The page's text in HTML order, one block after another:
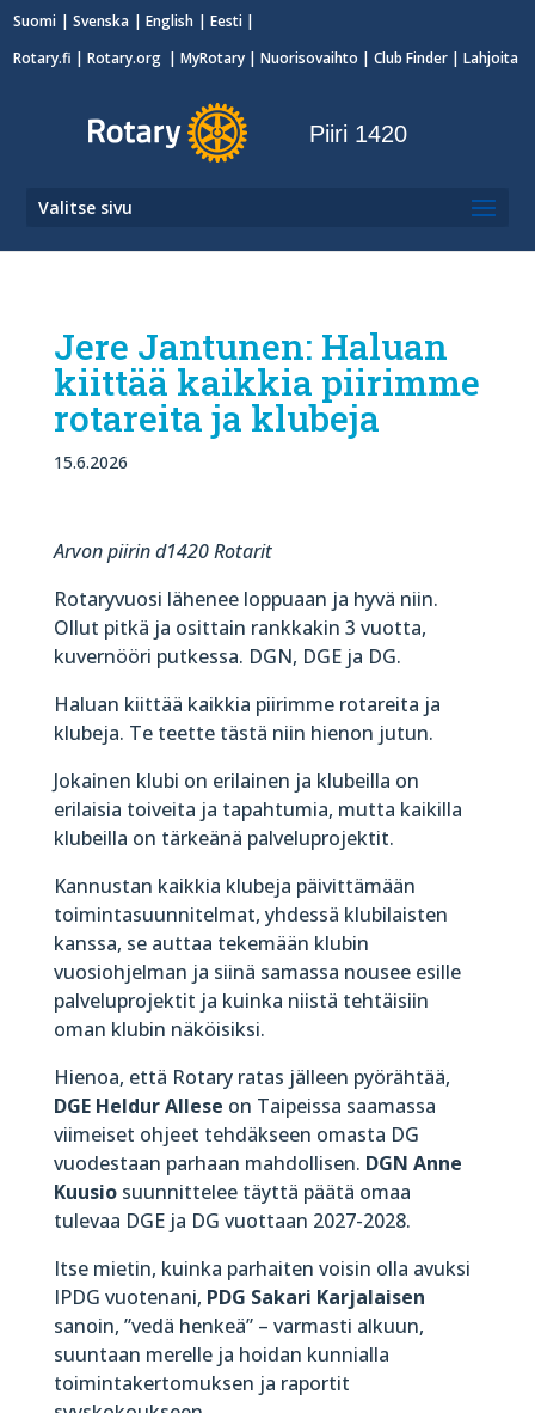
Suomi Svenska English
Eesti
Rotary.fi |Rotary.org |MyRotary |Nuorisovaihto | Club Finder | Lahjoita
Piiri 1420
Valitse sivu
Jere Jantunen: Haluan
kiittää kaikkia piirimme
rotareita ja klubeja
15.6.2026
Arvon piirin d1420 Rotarit
Rotaryvuosi lähenee loppuaan ja hyvä niin.
Ollut pitkä ja osittain rankkakin 3 vuotta,
kuvernööri putkessa. DGN, DGE ja DG.
Haluan kiittää kaikkia piirimme rotareita ja
klubeja. Te teette tästä niin hienon jutun.
Jokainen klubi on erilainen ja klubeilla on
erilaisia toiveita ja tapahtumia, mutta kaikilla
klubeilla on tärkeänä palveluprojektit.
Kannustan kaikkia klubeja päivittämään
toimintasuunnitelmat, yhdessä klubilaisten
kanssa, se auttaa tekemään klubin
vuosiohjelman ja siinä samassa nousee esille
palveluprojektit ja kuinka niistä tehtäisiin
oman klubin näköisiksi.
Hienoa, että Rotary ratas jälleen pyörähtää,
DGE Heldur Allese on Taipeissa saamassa
viimeiset ohjeet tehdäkseen omasta DG
vuodestaan parhaan mahdollisen. DGN Anne
Kuusiosuunnittelee täyttä päätä omaa
tulevaa DGE ja DG vuottaan 2027-2028.
Itse mietin, kuinka parhaiten voisin olla avuksi
IPDG vuotenani, PDG Sakari Karjalaisen
sanoin, ”vedä henkeä” – varmasti alkuun,
suuntaan merelle ja hoidan kunnialla
toimintakertomuksen ja raportit